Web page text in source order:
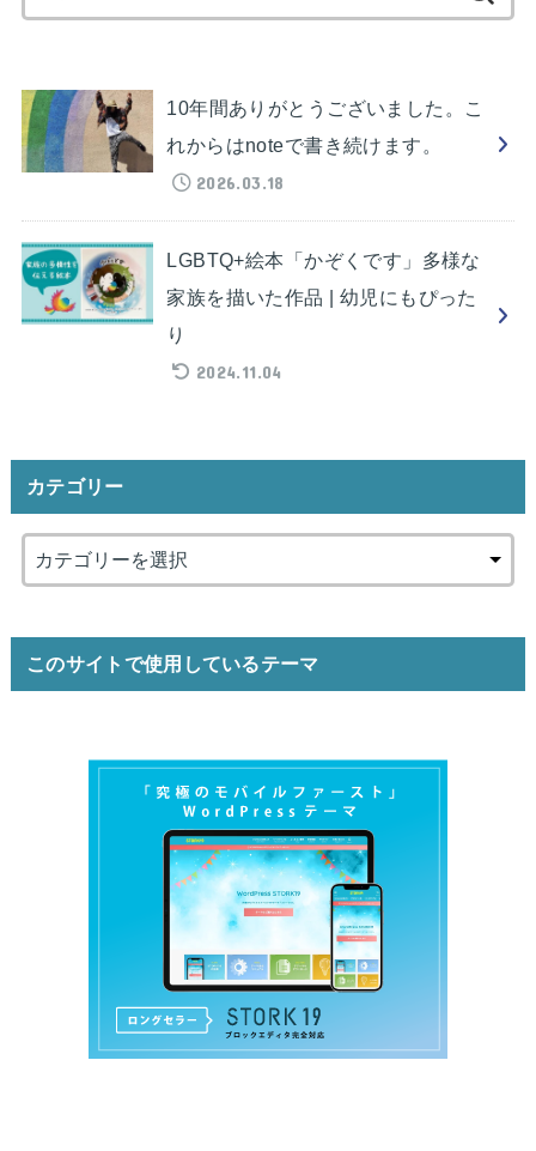
索:
10年間ありがとうございました。こ
れからはnoteで書き続けます。
2026.03.18
LGBTQ+絵本「かぞくです」多様な
家族を描いた作品 | 幼児にもぴった
り
2024.11.04
カテゴリー
このサイトで使用しているテーマ